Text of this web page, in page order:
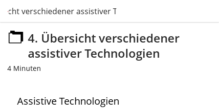
verschiedener assistiver Technologien
4. Übersicht verschiedener
assistiver Technologien
4 Minuten
Assistive Technologien